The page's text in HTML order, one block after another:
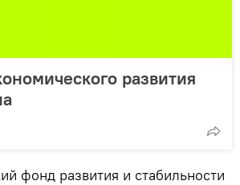
развития
фонд развития и стабильности